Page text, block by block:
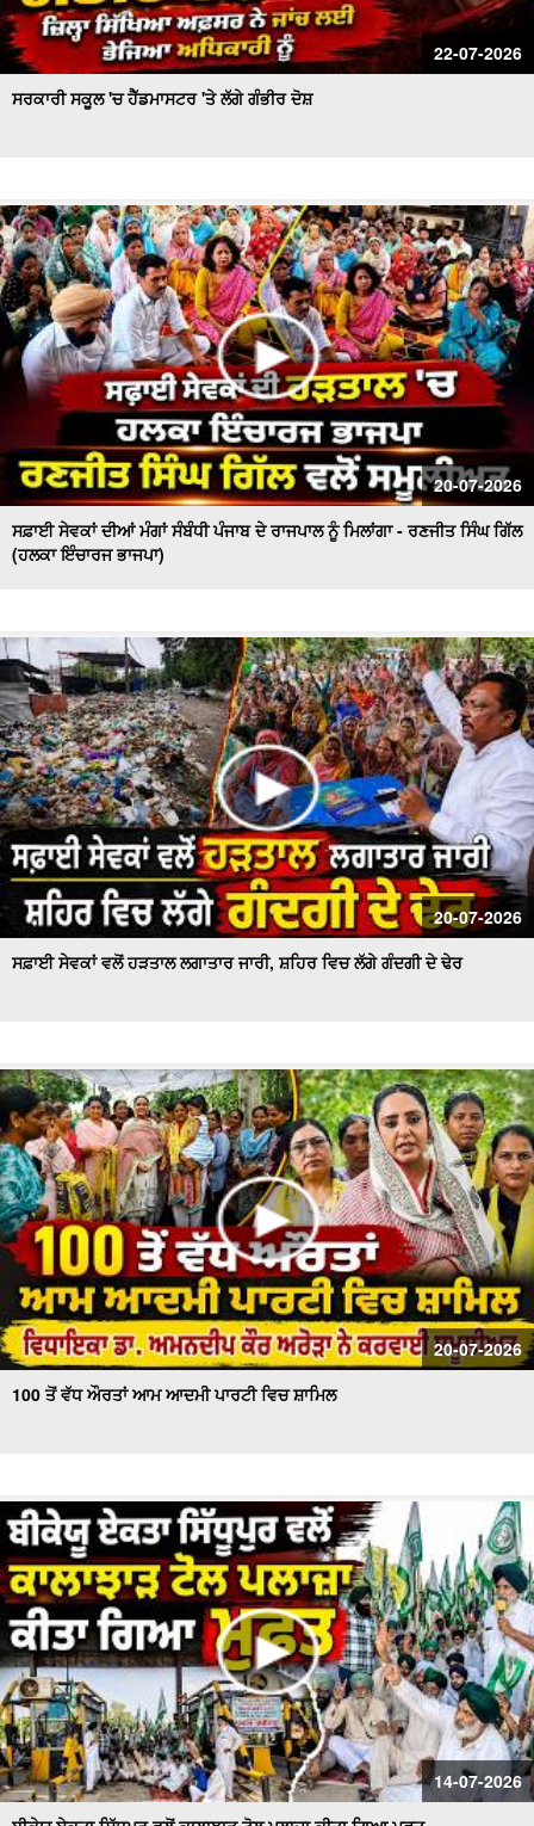
22-07-2026
ਸਰਕਾਰੀ ਸਕੂਲ 'ਚ ਹੈੱਡਮਾਸਟਰ 'ਤੇ ਲੱਗੇ ਗੰਭੀਰ ਦੋਸ਼
20-07-2026
ਸਫ਼ਾਈ ਸੇਵਕਾਂ ਦੀਆਂ ਮੰਗਾਂ ਸੰਬੰਧੀ ਪੰਜਾਬ ਦੇ ਰਾਜਪਾਲ ਨੂੰ ਮਿਲਾਂਗਾ - ਰਣਜੀਤ ਸਿੰਘ ਗਿੱਲ
(ਹਲਕਾ ਇੰਚਾਰਜ ਭਾਜਪਾ)
20-07-2026
ਸਫ਼ਾਈ ਸੇਵਕਾਂ ਵਲੋਂ ਹੜਤਾਲ ਲਗਾਤਾਰ ਜਾਰੀ, ਸ਼ਹਿਰ ਵਿਚ ਲੱਗੇ ਗੰਦਗੀ ਦੇ ਢੇਰ
20-07-2026
100 ਤੋਂ ਵੱਧ ਔਰਤਾਂ ਆਮ ਆਦਮੀ ਪਾਰਟੀ ਵਿਚ ਸ਼ਾਮਿਲ
14-07-2026